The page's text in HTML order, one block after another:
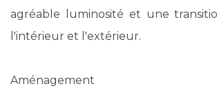
agréable luminosité et une
l'intérieur et l'extérieur.
Aménagement